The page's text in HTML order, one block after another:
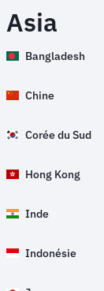
Asia
Bangladesh
Chine
Corée du Sud
Hong Kong
Inde
Indonésie